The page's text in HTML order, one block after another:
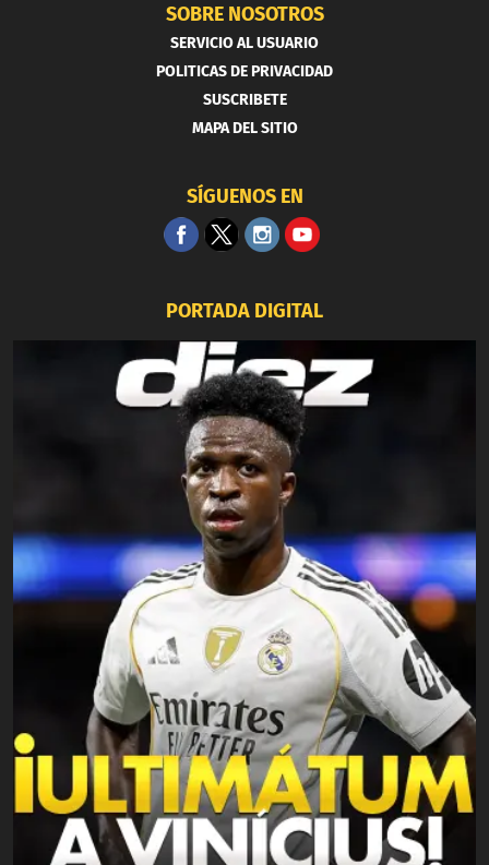
SOBRE NOSOTROS
SERVICIO AL USUARIO
POLITICAS DE PRIVACIDAD
SUSCRIBETE
MAPA DEL SITIO
SÍGUENOS EN
PORTADA DIGITAL